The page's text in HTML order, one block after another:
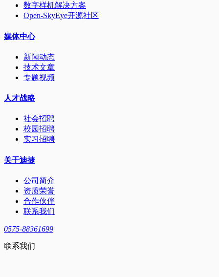
数字样机解决方案
Open-SkyEye开源社区
媒体中心
新闻动态
技术文章
专题视频
人才战略
社会招聘
校园招聘
实习招聘
关于迪捷
公司简介
资质荣誉
合作伙伴
联系我们
0575-88361699
联系我们